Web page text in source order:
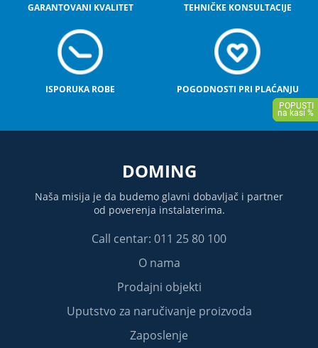
GARANTOVANI KVALITET TEHNIČKE KONSULTACIJE
ISPORUKA ROBE POGODNOSTI PRI PLAĆANJU
DOMING
Naša misija je da budemo glavni dobavljač i partner
od poverenja instalaterima.
Call centar: 011 25 80 100
O nama
Prodajni objekti
Uputstvo za naručivanje proizvoda
Zaposlenje